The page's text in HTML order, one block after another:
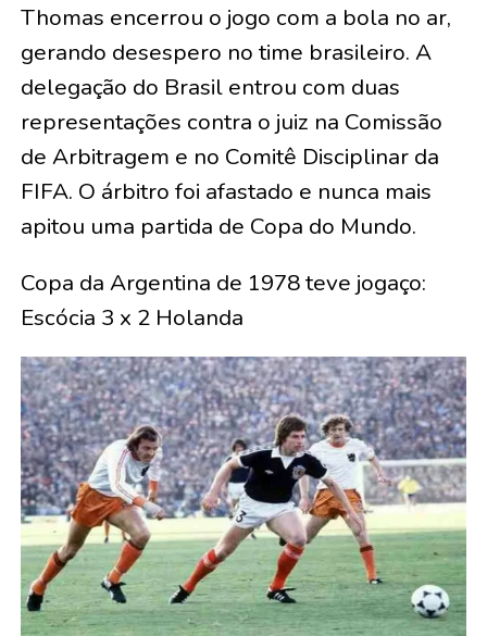
Thomas encerrou o jogo com a bola no ar,
gerando desespero no time brasileiro. A
delegação do Brasil entrou com duas
representações contra o juiz na Comissão
de Arbitragem e no Comitê Disciplinar da
FIFA. O árbitro foi afastado e nunca mais
apitou uma partida de Copa do Mundo.
Copa da Argentina de 1978 teve jogaço:
Escócia 3 x 2 Holanda